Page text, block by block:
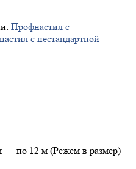
Профнастил с
с нестандартной
— по 12 м (Режем в размер)